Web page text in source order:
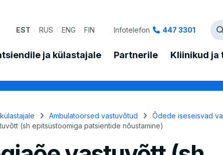
EST RUS ENG FIN Infotelefon 447 3301
ja külastajale Partnerile Kliinikud ja
Ambulatoorsed vastuvõtud
Õdede iseseisvad
(sh epitsüstoomiga patsientide nõustamine)